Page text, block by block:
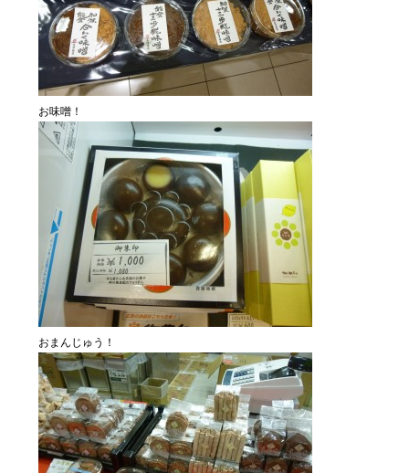
お味噌！
おまんじゅう！